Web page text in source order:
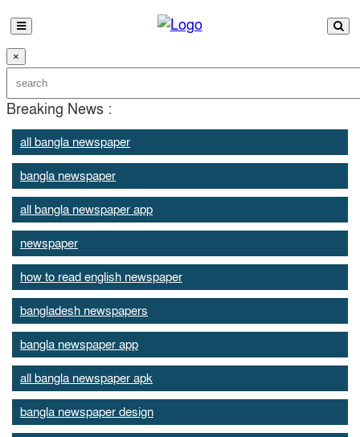
×
Breaking News :
all bangla newspaper
bangla newspaper
all bangla newspaper app
newspaper
how to read english newspaper
bangladesh newspapers
bangla newspaper app
all bangla newspaper apk
bangla newspaper design